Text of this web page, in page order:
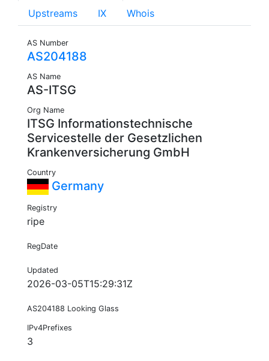
Upstreams IX Whois
AS Number
AS204188
AS Name
AS-ITSG
Org Name
ITSG Informationstechnische
Servicestelle der Gesetzlichen
Krankenversicherung GmbH
Country
Germany
Registry
ripe
RegDate
Updated
2026-03-05T15:29:31Z
AS204188 Looking Glass
IPv4Prefixes
3